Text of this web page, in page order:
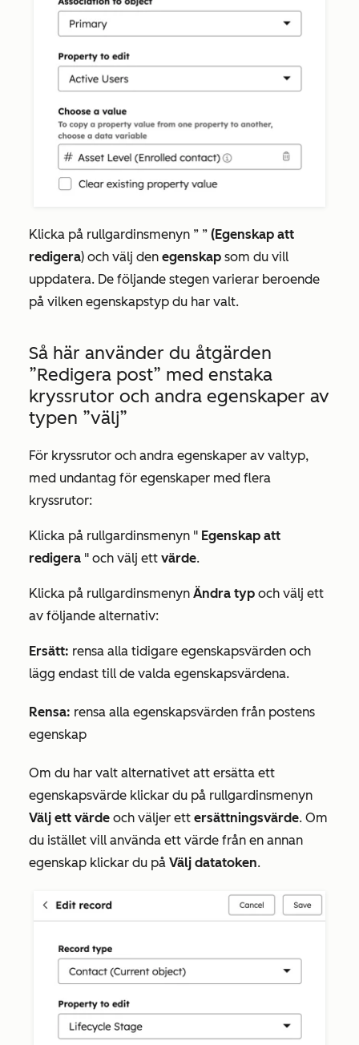
Klicka på rullgardinsmenyn ” ” (Egenskap att
redigera) och välj den egenskap som du vill
uppdatera. De följande stegen varierar beroende
på vilken egenskapstyp du har valt.
Så här använder du åtgärden
”Redigera post” med enstaka
kryssrutor och andra egenskaper av
typen ”välj”
För kryssrutor och andra egenskaper av valtyp,
med undantag för egenskaper med flera
kryssrutor:
Klicka på rullgardinsmenyn " Egenskap att
redigera " och välj ett värde.
Klicka på rullgardinsmenyn Ändra typ och välj ett
av följande alternativ:
Ersätt: rensa alla tidigare egenskapsvärden och
lägg endast till de valda egenskapsvärdena.
Rensa: rensa alla egenskapsvärden från postens
egenskap
Om du har valt alternativet att ersätta ett
egenskapsvärde klickar du på rullgardinsmenyn
Välj ett värde och väljer ett ersättningsvärde. Om
du istället vill använda ett värde från en annan
egenskap klickar du på Välj datatoken.